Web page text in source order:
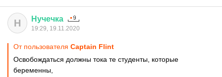
Н Нучечка
19:29, 19.11.2020
От пользователя Captain Flint
Освобождаться должны тока те студенты, которые
беременны,